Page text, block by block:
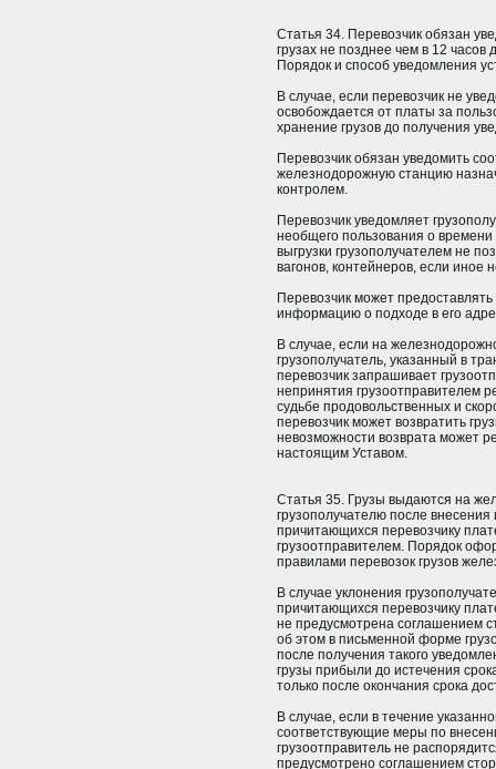
Статья 34. Перевозчик обязан
грузах не позднее чем в 12
Порядок и способ уведомления
В случае, если перевозчик не
освобождается от платы за
хранение грузов до получения
Перевозчик обязан уведомить
железнодорожную станцию
контролем.
Перевозчик уведомляет
необщего пользования о времени
выгрузки грузополучателем не
вагонов, контейнеров, если иное
Перевозчик может
информацию о подходе в его
В случае, если на
грузополучатель, указанный в
перевозчик запрашивает
непринятия грузоотправителем
судьбе продовольственных и
перевозчик может возвратить
невозможности возврата может
настоящим Уставом.
Статья 35. Грузы выдаются на
грузополучателю после
причитающихся перевозчику
грузоотправителем. Порядок
правилами перевозок грузов
В случае уклонения
причитающихся перевозчику
не предусмотрена соглашением
об этом в письменной форме
после получения такого
грузы прибыли до истечения
только после окончания срока
В случае, если в течение
соответствующие меры по
грузоотправитель не
предусмотрено соглашением